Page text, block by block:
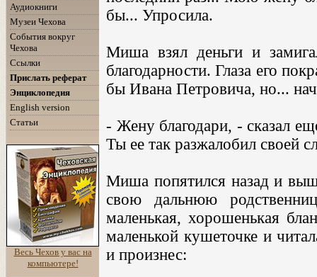
Аудиокниги
Музеи Чехова
События вокруг
Чехова
Ссылки
Прислать реферат
Энциклопедия
English version
Статьи
Весь Чехов у вас на
компьютере!
бы... Упросила.
Миша взял деньги и
благодарности. Глаза его
бы Ивана Петровича, но...
- Жену благодари, - сказал
Ты ее так разжалобил своей
Миша попятился назад и
свою дальнюю
маленькая, хорошенькая
маленькой кушеточке и
и произнес: